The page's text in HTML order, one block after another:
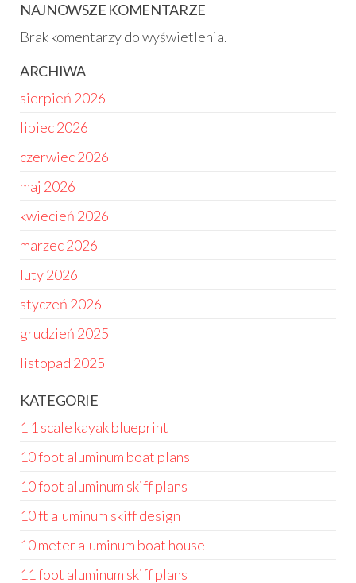
NAJNOWSZE KOMENTARZE
Brak komentarzy do wyświetlenia.
ARCHIWA
sierpień 2026
lipiec 2026
czerwiec 2026
maj 2026
kwiecień 2026
marzec 2026
luty 2026
styczeń 2026
grudzień 2025
listopad 2025
KATEGORIE
1 1 scale kayak blueprint
10 foot aluminum boat plans
10 foot aluminum skiff plans
10 ft aluminum skiff design
10 meter aluminum boat house
11 foot aluminum skiff plans